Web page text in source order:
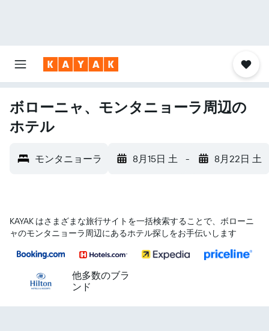
ボローニャ、モンタニョーラ周辺の
ホテル
モンタニョーラ 8月15日 土 - 8月22日 土
KAYAK はさまざまな旅行サイトを一括検索することで、ボローニ
ャ​のモンタニョーラ​周辺にあるホテル探しをお手伝いします
他多数のブラ
ンド